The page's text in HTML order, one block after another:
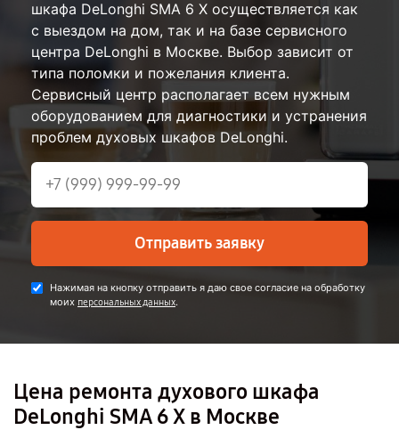
шкафа DeLonghi SMA 6 X осуществляется как
с выездом на дом, так и на базе сервисного
центра DeLonghi в Москве. Выбор зависит от
типа поломки и пожелания клиента.
Сервисный центр располагает всем нужным
оборудованием для диагностики и устранения
проблем духовых шкафов DeLonghi.
Отправить заявку
Нажимая на кнопку отправить я даю свое согласие на обработку
моих персональных данных.
Цена ремонта духового шкафа
DeLonghi SMA 6 X в Москве